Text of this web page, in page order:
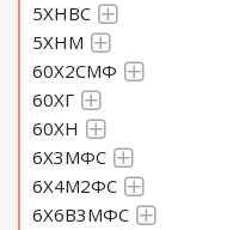
5ХНВС
5ХНМ
60Х2СМФ
60ХГ
60ХН
6Х3МФС
6Х4М2ФС
6Х6В3МФС